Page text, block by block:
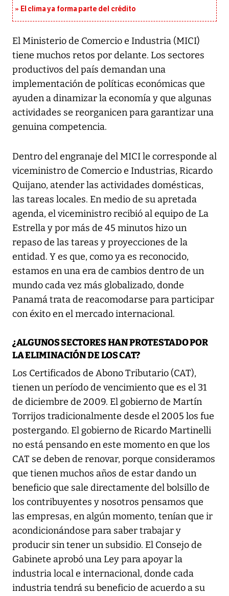
El clima ya forma parte del crédito
El Ministerio de Comercio e Industria (MICI)
tiene muchos retos por delante. Los sectores
productivos del país demandan una
implementación de políticas económicas que
ayuden a dinamizar la economía y que algunas
actividades se reorganicen para garantizar una
genuina competencia.
Dentro del engranaje del MICI le corresponde al
viceministro de Comercio e Industrias, Ricardo
Quijano, atender las actividades domésticas,
las tareas locales. En medio de su apretada
agenda, el viceministro recibió al equipo de La
Estrella y por más de 45 minutos hizo un
repaso de las tareas y proyecciones de la
entidad. Y es que, como ya es reconocido,
estamos en una era de cambios dentro de un
mundo cada vez más globalizado, donde
Panamá trata de reacomodarse para participar
con éxito en el mercado internacional.
¿ALGUNOS SECTORES HAN PROTESTADO POR
LA ELIMINACIÓN DE LOS CAT?
Los Certificados de Abono Tributario (CAT),
tienen un período de vencimiento que es el 31
de diciembre de 2009. El gobierno de Martín
Torrijos tradicionalmente desde el 2005 los fue
postergando. El gobierno de Ricardo Martinelli
no está pensando en este momento en que los
CAT se deben de renovar, porque consideramos
que tienen muchos años de estar dando un
beneficio que sale directamente del bolsillo de
los contribuyentes y nosotros pensamos que
las empresas, en algún momento, tenían que ir
acondicionándose para saber trabajar y
producir sin tener un subsidio. El Consejo de
Gabinete aprobó una Ley para apoyar la
industria local e internacional, donde cada
industria tendrá su beneficio de acuerdo a su